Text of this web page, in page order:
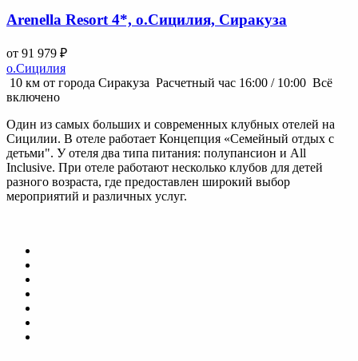
Arenella Resort 4*, о.Сицилия, Сиракуза
от 91 979 ₽
о.Сицилия
10 км от города Сиракуза Расчетный час 16:00 / 10:00 Всё
включено
Один из самых больших и современных клубных отелей на
Сицилии. В отеле работает Концепция «Семейный отдых с
детьми". У отеля два типа питания: полупансион и All
Inclusive. При отеле работают несколько клубов для детей
разного возраста, где предоставлен широкий выбор
мероприятий и различных услуг.